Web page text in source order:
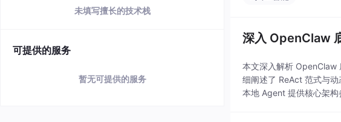
未填写擅长的技术栈
可提供的服务
暂无可提供的服务
深入 OpenClaw
本文深入解析 OpenClaw
细阐述了 ReAct 范式与
本地 Agent 提供核心架构